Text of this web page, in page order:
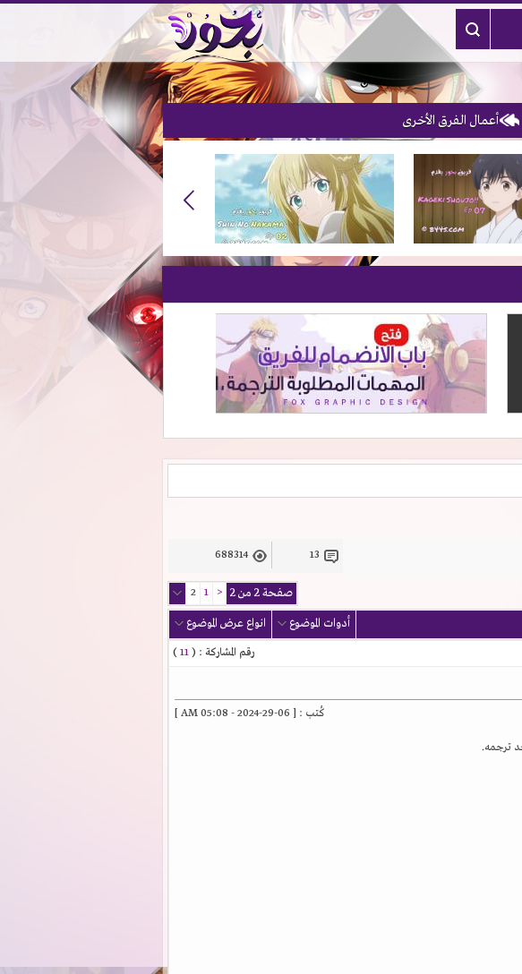
أعمال الفرق الأخرى
13
688314
صفحة 2 من 2 <
1
2
أدوات الموضوع انواع عرض الموضوع
رقم المشاركة : (11
)
كُتب : [ 06-29-2024 - 05:08 AM ]